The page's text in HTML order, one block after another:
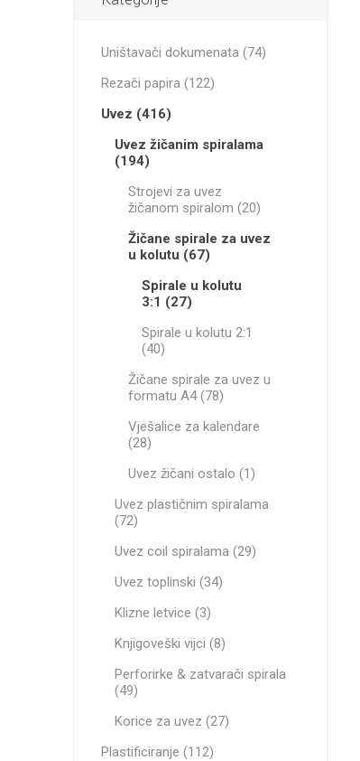
Uništavači dokumenata (74)
Rezači papira (122)
Uvez (416)
Uvez žičanim spiralama
(194)
Strojevi za uvez
žičanom spiralom (20)
Žičane spirale za uvez
u kolutu (67)
Spirale u kolutu
3:1 (27)
Spirale u kolutu 2:1
(40)
Žičane spirale za uvez u
formatu A4 (78)
Vješalice za kalendare
(28)
Uvez žičani ostalo (1)
Uvez plastičnim spiralama
(72)
Uvez coil spiralama (29)
Uvez toplinski (34)
Klizne letvice (3)
Knjigoveški vijci (8)
Perforirke & zatvarači spirala
(49)
Korice za uvez (27)
Plastificiranje (112)